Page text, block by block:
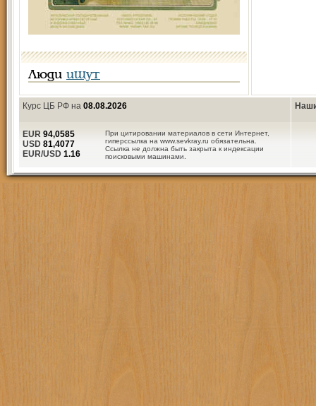
Люди ищут
Курс ЦБ РФ на 08.08.2026
При цитировании материалов в сети Интернет,
гиперссылка на www.sevkray.ru обязательна.
Ссылка не должна быть закрыта к индексации
поисковыми машинами.
EUR 94,0585
USD 81,4077
EUR/USD 1.16